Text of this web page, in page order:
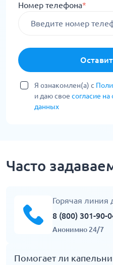
Номер телефона*
Я ознакомлен(а) с
и даю свое согласие
данных
Часто
Горячая линия
8 (800) 301-90-
Анонимно 24/7
Помогает ли